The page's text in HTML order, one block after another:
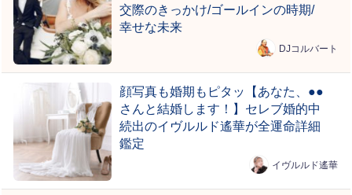
交際のきっかけ/ゴールインの時期/
幸せな未来
DJコルバート
顔写真も婚期もピタッ【あなた、●●
さんと結婚します！】セレブ婚的中
続出のイヴルルド遙華が全運命詳細
鑑定
イヴルルド遙華